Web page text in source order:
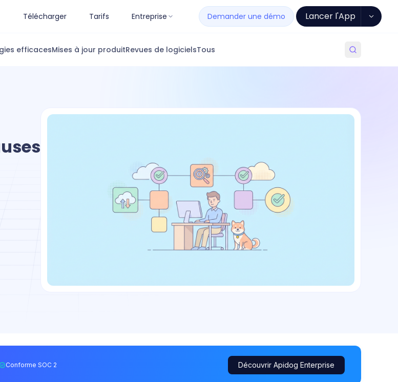
Télécharger Tarifs Entreprise Demander une démo Lancer l'App
efficacesMises à jour produitRevues de logicielsTous
Conforme SOC 2 Découvrir Apidog Enterprise